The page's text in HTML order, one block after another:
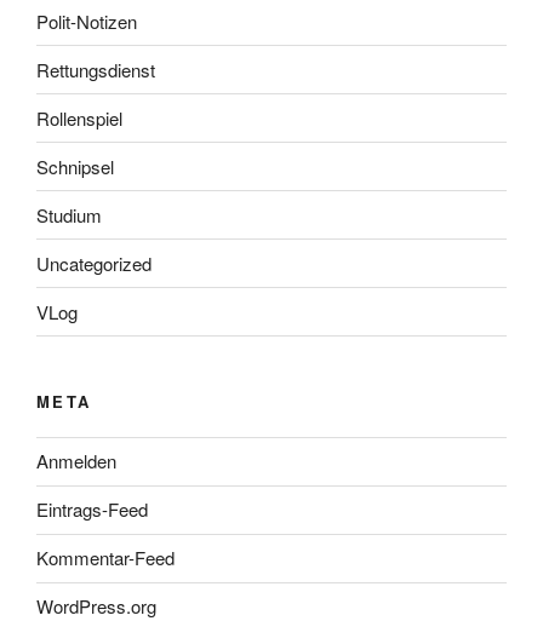
Polit-Notizen
Rettungsdienst
Rollenspiel
Schnipsel
Studium
Uncategorized
VLog
META
Anmelden
Eintrags-Feed
Kommentar-Feed
WordPress.org